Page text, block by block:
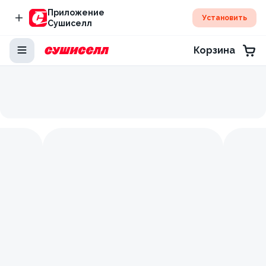
Приложение
Сушиселл
Установить
Корзина